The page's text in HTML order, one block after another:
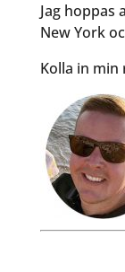
Jag hoppas
New York
Kolla in min